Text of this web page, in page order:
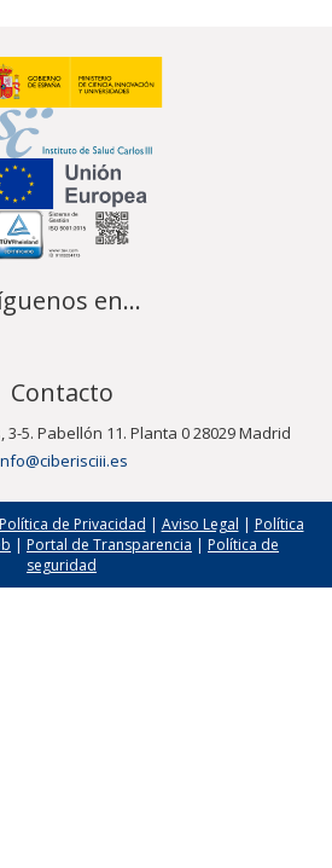
en...
Contacto
5. Pabellón 11. Planta 0 28029 Madrid
Política de Privacidad | Aviso Legal | Política
| Portal de Transparencia | Política de
seguridad